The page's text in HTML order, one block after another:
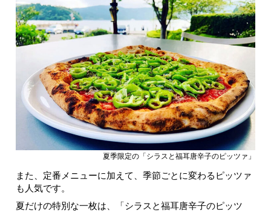
夏季限定の「シラスと福耳唐辛子のピッツァ」
また、定番メニューに加えて、季節ごとに変わるピッツァ
も人気です。
夏だけの特別な一枚は、「シラスと福耳唐辛子のピッツ